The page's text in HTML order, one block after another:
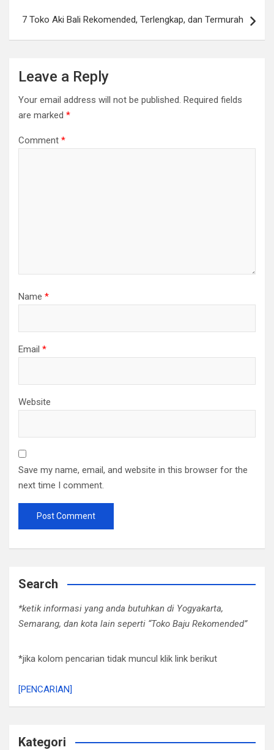
7 Toko Aki Bali Rekomended, Terlengkap, dan Termurah
Leave a Reply
Your email address will not be published. Required fields
are marked *
Comment *
Name *
Email *
Website
Save my name, email, and website in this browser for the
next time I comment.
Search
*ketik informasi yang anda butuhkan di Yogyakarta,
Semarang, dan kota lain seperti “Toko Baju Rekomended”
*jika kolom pencarian tidak muncul klik link berikut
[PENCARIAN]
Kategori